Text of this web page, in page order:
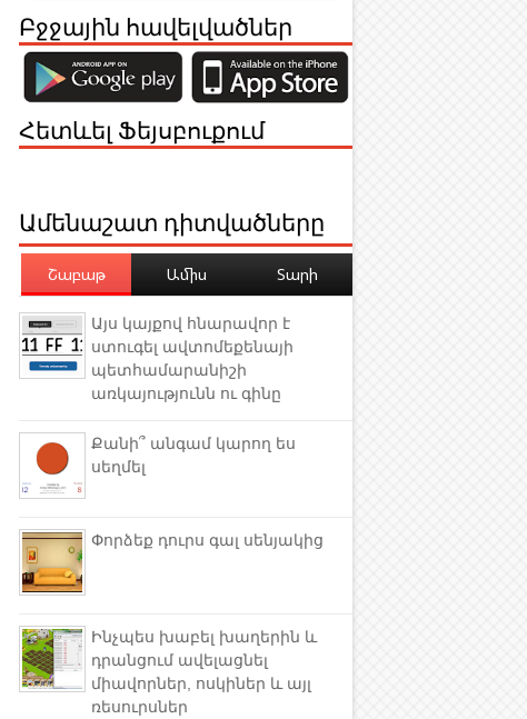
Բջջային հավելվածներ
Հետևել Ֆեյսբուքում
Ամենաշատ դիտվածները
Շաբաթ Ամիս Տարի
Այս կայքով հնարավոր է
ստուգել ավտոմեքենայի
պետհամարանիշի
առկայությունն ու գինը
Քանի՞ անգամ կարող ես
սեղմել
Փորձեք դուրս գալ սենյակից
Ինչպես խաբել խաղերին և
դրանցում ավելացնել
միավորներ, ոսկիներ և այլ
ռեսուրսներ